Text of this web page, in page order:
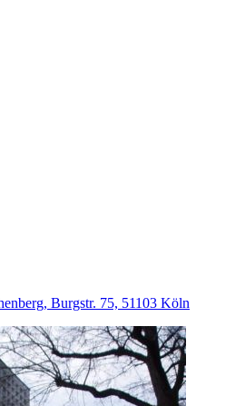
Burgstr. 75, 51103 Köln